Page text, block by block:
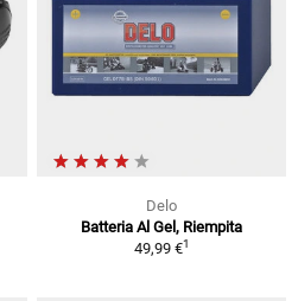
Delo
Batteria Al Gel, Riempita
49,99 €1